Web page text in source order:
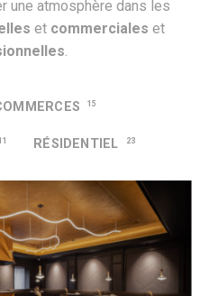
une atmosphère dans les
et commerciales et
.
15
RÉSIDENTIEL 23